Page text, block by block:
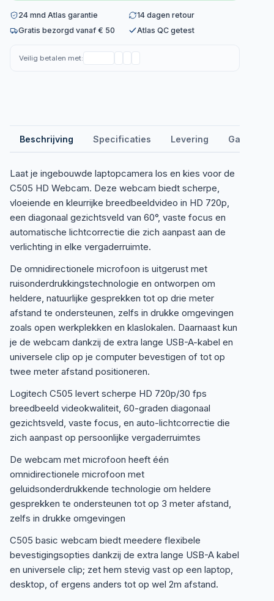
24 mnd Atlas garantie
14 dagen retour
Gratis bezorgd vanaf € 50
Atlas QC getest
Veilig betalen met:
Beschrijving Specificaties Levering Garantie
Laat je ingebouwde laptopcamera los en kies voor de
C505 HD Webcam. Deze webcam biedt scherpe,
vloeiende en kleurrijke breedbeeldvideo in HD 720p,
een diagonaal gezichtsveld van 60°, vaste focus en
automatische lichtcorrectie die zich aanpast aan de
verlichting in elke vergaderruimte.
De omnidirectionele microfoon is uitgerust met
ruisonderdrukkingstechnologie en ontworpen om
heldere, natuurlijke gesprekken tot op drie meter
afstand te ondersteunen, zelfs in drukke omgevingen
zoals open werkplekken en klaslokalen. Daarnaast kun
je de webcam dankzij de extra lange USB-A-kabel en
universele clip op je computer bevestigen of tot op
twee meter afstand positioneren.
Logitech C505 levert scherpe HD 720p/30 fps
breedbeeld videokwaliteit, 60-graden diagonaal
gezichtsveld, vaste focus, en auto-lichtcorrectie die
zich aanpast op persoonlijke vergaderruimtes
De webcam met microfoon heeft één
omnidirectionele microfoon met
geluidsonderdrukkende technologie om heldere
gesprekken te ondersteunen tot op 3 meter afstand,
zelfs in drukke omgevingen
C505 basic webcam biedt meedere flexibele
bevestigingsopties dankzij de extra lange USB-A kabel
en universele clip; zet hem stevig vast op een laptop,
desktop, of ergens anders tot op wel 2m afstand.